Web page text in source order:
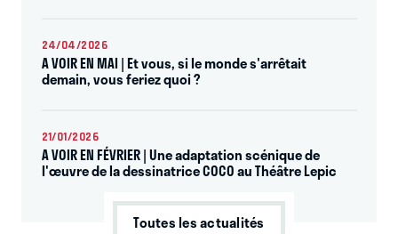
24/04/2026
A VOIR EN MAI | Et vous, si le monde s'arrêtait
demain, vous feriez quoi ?
21/01/2026
A VOIR EN FÉVRIER | Une adaptation scénique de
l'œuvre de la dessinatrice COCO au Théâtre Lepic
Toutes les actualités